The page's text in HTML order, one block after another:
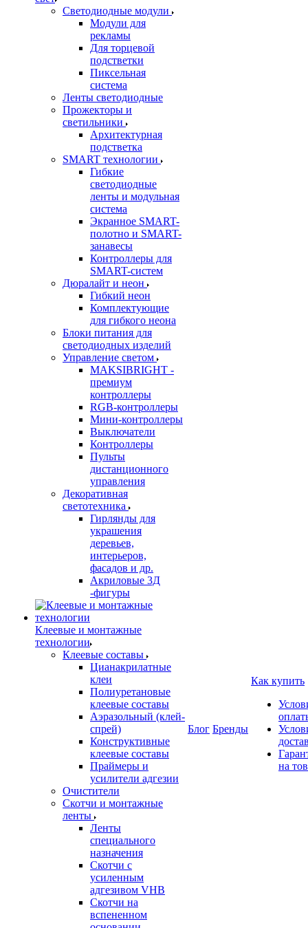
Светодиодные модули
Модули для
рекламы
Для торцевой
подстветки
Пиксельная
система
Ленты светодиодные
Прожекторы и
светильники
Архитектурная
подстветка
SMART технологии
Гибкие
светодиодные
ленты и модульная
система
Экранное SMART-
полотно и SMART-
занавесы
Контроллеры для
SMART-систем
Дюралайт и неон
Гибкий неон
Комплектующие
для гибкого неона
Блоки питания для
светодиодных изделий
Управление светом
MAKSIBRIGHT -
премиум
контроллеры
RGB-контроллеры
Мини-контроллеры
Выключатели
Контроллеры
Пульты
дистанционного
управления
Декоративная
светотехника
Гирлянды для
украшения
деревьев,
интерьеров,
фасадов и др.
Акриловые 3Д
-фигуры
Клеевые и монтажные
технологии
Клеевые составы
Цианакрилатные
клеи
Полиуретановые
клеевые составы
Аэразольный (клей-
спрей)
Конструктивные
клеевые составы
Праймеры и
усилители адгезии
Очистители
Скотчи и монтажные
ленты
Ленты
специального
назначения
Скотчи с
усиленным
адгезивом VHB
Скотчи на
вспененном
Блог Бренды
Как купить
на